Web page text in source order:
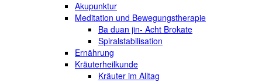
Akupunktur
Meditation und Bewegungstherapie
Ba duan jin- Acht Brokate
Spiralstabilisation
Ernährung
Kräuterheilkunde
Kräuter im Alltag